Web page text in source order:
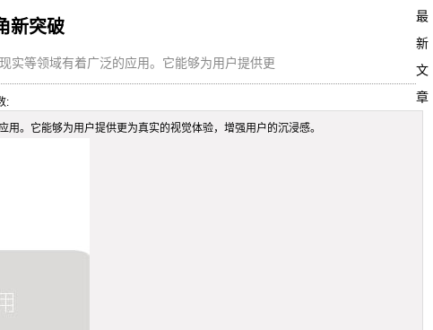
新突破
实等领域有着广泛的应用。它能够为用户提供更
:
。它能够为用户提供更为真实的视觉体验，增强用户的沉浸感。
最
新
文
章